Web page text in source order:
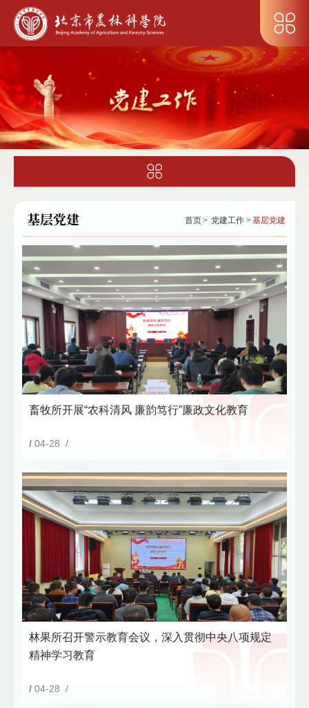
首页> 党建工作 >基层党建
基层党建
畜牧所开展“农科清风 廉韵笃行”廉政文化教育
/ 04-28 /
林果所召开警示教育会议，深入贯彻中央八项规定
精神学习教育
/ 04-28 /